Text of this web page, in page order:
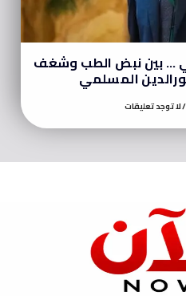
… بين نبض الطب وشغف
المسلمي
توجد تعليقات